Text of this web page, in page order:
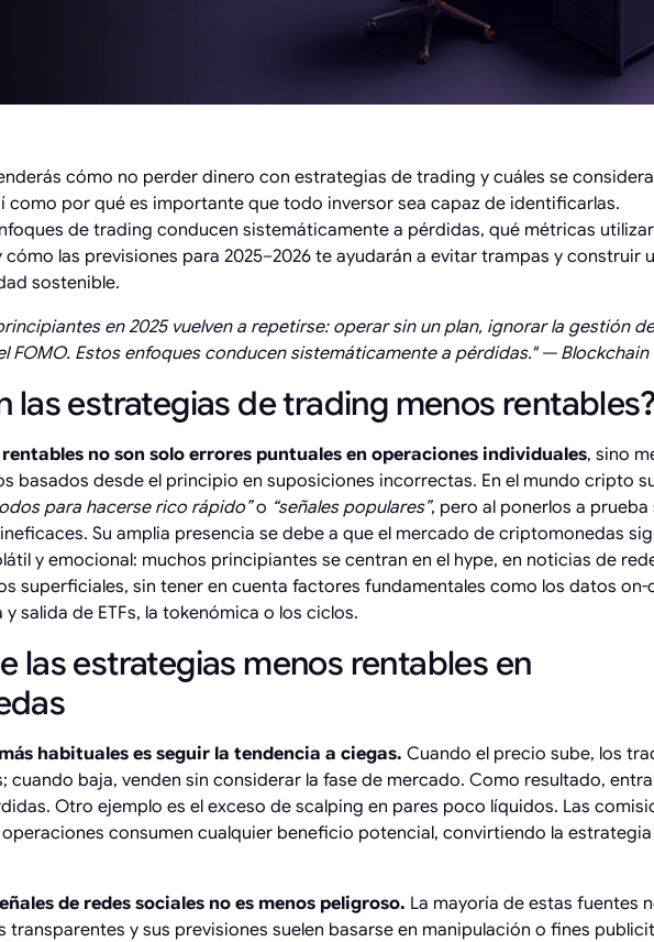
cómo no perder dinero con estrategias de trading y cuáles se
como por qué es importante que todo inversor sea capaz de identificarlas.
de trading conducen sistemáticamente a pérdidas, qué métricas
cómo las previsiones para 2025–2026 te ayudarán a evitar trampas y construir
sostenible.
en 2025 vuelven a repetirse: operar sin un plan, ignorar la gestión
FOMO. Estos enfoques conducen sistemáticamente a pérdidas." — Blockchain
las estrategias de trading menos rentables?
no son solo errores puntuales en operaciones individuales, sino
basados desde el principio en suposiciones incorrectas. En el mundo cripto
para hacerse rico rápido”o “señales populares”, pero al ponerlos a prueba
Su amplia presencia se debe a que el mercado de criptomonedas
y emocional: muchos principiantes se centran en el hype, en noticias de
superficiales, sin tener en cuenta factores fundamentales como los datos on-
salida de ETFs, la tokenómica o los ciclos.
las estrategias menos rentables en
habituales es seguir la tendencia a ciegas. Cuando el precio sube, los
cuando baja, venden sin considerar la fase de mercado. Como resultado,
Otro ejemplo es el exceso de scalping en pares poco líquidos. Las
consumen cualquier beneficio potencial, convirtiendo la estrategia
de redes sociales no es menos peligroso. La mayoría de estas fuentes
y sus previsiones suelen basarse en manipulación o fines